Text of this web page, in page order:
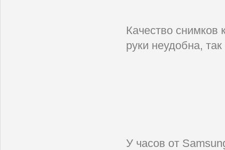
Качество снимков
руки неудобна,
У часов от